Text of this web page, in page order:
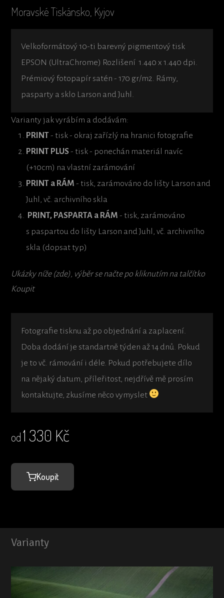
Moravské Tiskánsko, Kyjov
Velkoformátový 10-ti barevný pigmentový tisk
EPSON (UltraChrome) Rozlišení 1.440 x 1.440 dpi.
Prémiový fotopapír satén - 170 gr/m2. Rámy,
pasparty a sklo Larson and Juhl.
Varianty jak vyrábím a dodávám:
PRINT- tisk - okraj zařízlý na hranici fotografie
PRINT PLUS- tisk - ponechán materiál navíc
(+10cm) na vlastní zarámování
PRINT a RÁM - tisk, zarámováno do lišty Larson and
Juhl, vč. archivního skla
PRINT, PASPARTA a RÁM - tisk, zarámováno
s paspartou do lišty Larson and Juhl, vč. archivního
skla (dopsat typ)
Ukázky níže (zde), výběr se načte po kliknutím na talčítko
Koupit
Fotografie tisknu až po objednání a zaplacení.
Doba dodání je standartně týden až 14 dnů. Pokud
je to vč. rámování i déle. Pokud potřebujete dílo
na nějaký datum, příleřitost, nejdřívě mě prosím
kontaktujte, zkusíme něco vymyslet
od1 330 Kč
Koupit
Varianty